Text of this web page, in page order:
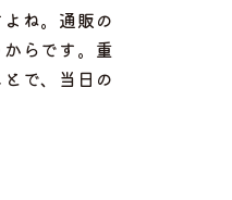
ね。通販の
らです。重
で、当日の